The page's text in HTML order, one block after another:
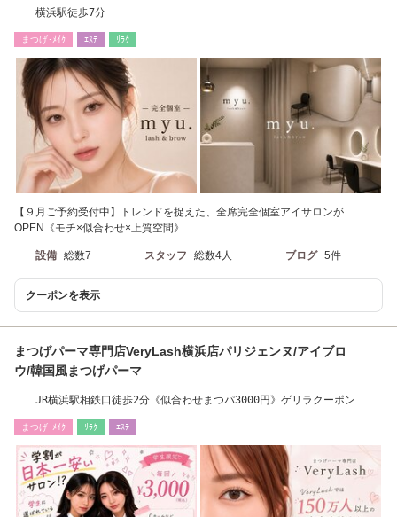
横浜駅徒歩7分
まつげ･ﾒｲｸ ｴｽﾃ ﾘﾗｸ
【９月ご予約受付中】トレンドを捉えた、全席完全個室アイサロンが
OPEN《モチ×似合わせ×上質空間》
設備 総数7 スタッフ 総数4人 ブログ 5件
クーポンを表示
まつげパーマ専門店VeryLash横浜店パリジェンヌ/アイブロ
ウ/韓国風まつげパーマ
JR横浜駅相鉄口徒歩2分《似合わせまつパ3000円》ゲリラクーポン
まつげ･ﾒｲｸ ﾘﾗｸ ｴｽﾃ